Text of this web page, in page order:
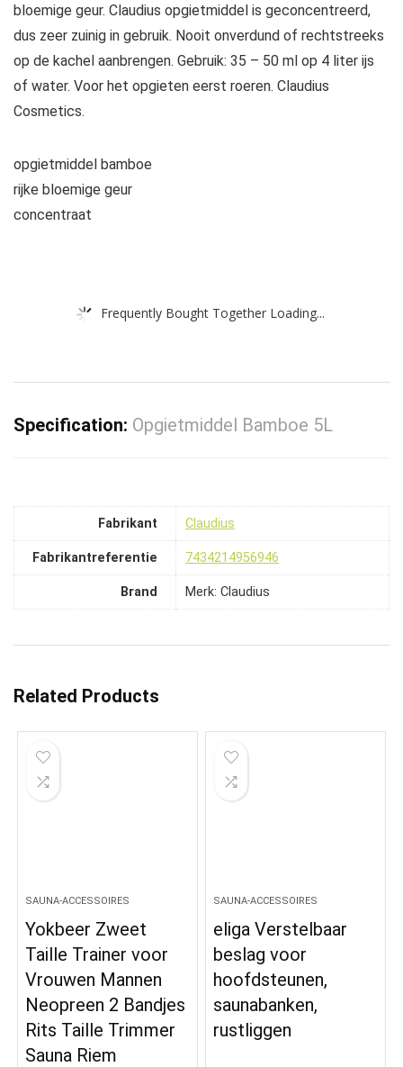
bloemige geur. Claudius opgietmiddel is geconcentreerd,
dus zeer zuinig in gebruik. Nooit onverdund of rechtstreeks
op de kachel aanbrengen. Gebruik: 35 – 50 ml op 4 liter ijs
of water. Voor het opgieten eerst roeren. Claudius
Cosmetics.
opgietmiddel bamboe
rijke bloemige geur
concentraat
Frequently Bought Together Loading...
Specification: Opgietmiddel Bamboe 5L
Fabrikant ‎Claudius
Fabrikantreferentie ‎7434214956946
Brand Merk: Claudius
Related Products
SAUNA-ACCESSOIRES
Yokbeer Zweet
Taille Trainer voor
Vrouwen Mannen
Neopreen 2 Bandjes
Rits Taille Trimmer
Sauna Riem
SAUNA-ACCESSOIRES
eliga Verstelbaar
beslag voor
hoofdsteunen,
saunabanken,
rustliggen